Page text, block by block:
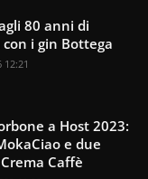
80 anni di
i gin Bottega
12:21
a Host 2023:
e due
Caffè